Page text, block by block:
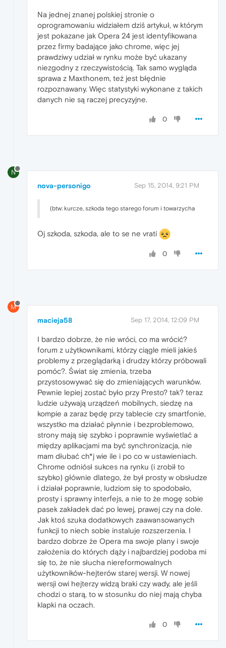
Na jednej znanej polskiej stronie o
oprogramowaniu widziałem dziś artykuł, w którym
jest pokazane jak Opera 24 jest identyfikowana
przez firmy badające jako chrome, więc jej
prawdziwy udział w rynku może być ukazany
niezgodny z rzeczywistością. Tak samo wygląda
sprawa z Maxthonem, też jest błędnie
rozpoznawany. Więc statystyki wykonane z takich
danych nie są raczej precyzyjne.
0
N
nova-personigo Sep 15, 2014, 9:21 PM
(btw: kurcze, szkoda tego starego forum i towarzycha
Oj szkoda, szkoda, ale to se ne vrati
0
M
macieja58 Sep 17, 2014, 12:09 PM
I bardzo dobrze, że nie wróci, co ma wrócić?
forum z użytkownikami, którzy ciągle mieli jakieś
problemy z przeglądarką i drudzy którzy próbowali
pomóc?. Świat się zmienia, trzeba
przystosowywać się do zmieniających warunków.
Pewnie lepiej zostać było przy Presto? tak? teraz
ludzie używają urządzeń mobilnych, siedzę na
kompie a zaraz będę przy tablecie czy smartfonie,
wszystko ma działać płynnie i bezproblemowo,
strony mają się szybko i poprawnie wyświetlać a
między aplikacjami ma być synchronizacja, nie
mam dłubać ch*j wie ile i po co w ustawieniach.
Chrome odniósł sukces na rynku (i zrobił to
szybko) głównie dlatego, że był prosty w obsłudze
i działał poprawnie, ludziom się to spodobało,
prosty i sprawny interfejs, a nie to że mogę sobie
pasek zakładek dać po lewej, prawej czy na dole.
Jak ktoś szuka dodatkowych zaawansowanych
funkcji to niech sobie instaluje rozszerzenia. I
bardzo dobrze że Opera ma swoje plany i swoje
założenia do których dąży i najbardziej podoba mi
się to, że nie słucha niereformowalnych
użytkowników-hejterów starej wersji. W nowej
wersji owi hejterzy widzą braki czy wady, ale jeśli
chodzi o starą, to w stosunku do niej mają chyba
klapki na oczach.
0